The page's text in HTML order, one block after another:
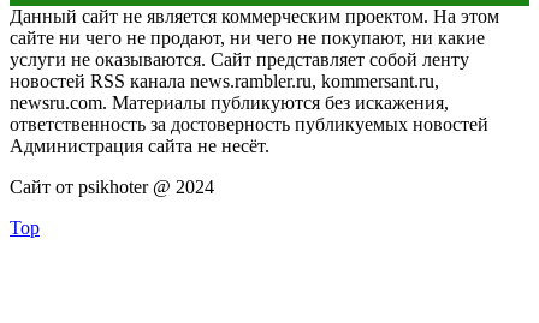
Данный сайт не является коммерческим проектом. На этом
сайте ни чего не продают, ни чего не покупают, ни какие
услуги не оказываются. Сайт представляет собой ленту
новостей RSS канала news.rambler.ru, kommersant.ru,
newsru.com. Материалы публикуются без искажения,
ответственность за достоверность публикуемых новостей
Администрация сайта не несёт.
Сайт от psikhoter @ 2024
Top